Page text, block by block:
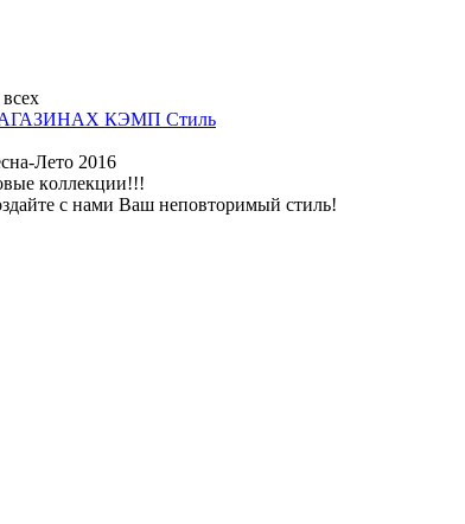
КЭМП Стиль
Лето 2016
коллекции!!!
с нами Ваш неповторимый стиль!